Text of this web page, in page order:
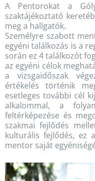
A Pentorokat a
szaktájékoztató
meg a hallgatók.
Személyre szabott
egyéni találkozás is a
során ez 4 találkozót
az egyéni célok
a vizsgaidőszak
értékelés történik
esetleges további cél
alkalommal, a
feltérképezése és
szakmai fejlődés
kulturális fejlődés, ez
mentor saját